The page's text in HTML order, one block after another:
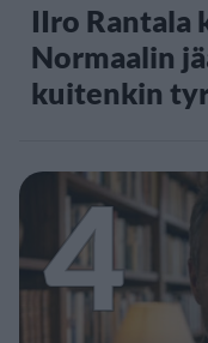
IIro Rantala
Normaalin
kuitenkin
4